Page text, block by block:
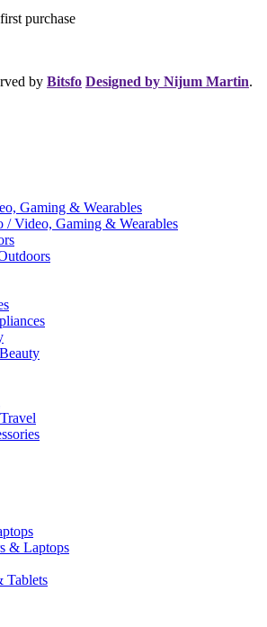
purchase
by Bitsfo Designed by Nijum Martin.
Gaming & Wearables
/ Video, Gaming & Wearables
& Laptops
Tablets